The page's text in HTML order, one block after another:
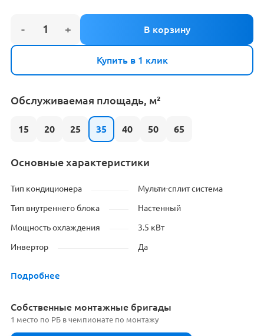
Купить в 1 клик
Обслуживаемая площадь, м²
15 20 25 35 40 50 65
Основные характеристики
Тип кондиционера Мульти-сплит система
Тип внутреннего блока Настенный
Мощность охлаждения 3.5 кВт
Инвертор Да
Подробнее
Cобственные монтажные бригады
1 место по РБ в чемпионате по монтажу